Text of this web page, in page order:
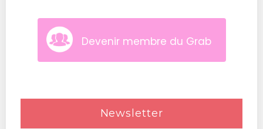
Devenir membre du Grab
Newsletter